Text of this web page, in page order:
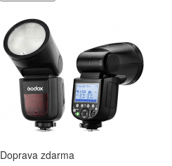
Doprava zdarma